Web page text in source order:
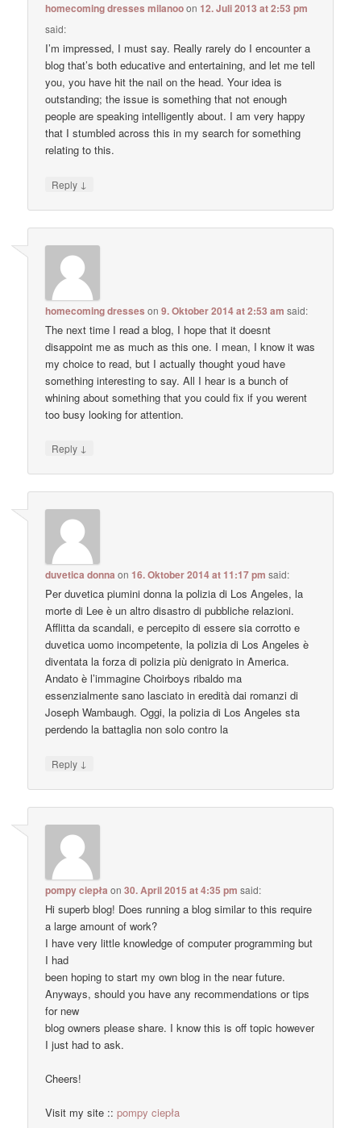
homecoming dresses milanooon12. Juli 2013 at 2:53 pm
said:
I’m impressed, I must say. Really rarely do I encounter a
blog that’s both educative and entertaining, and let me tell
you, you have hit the nail on the head. Your idea is
outstanding; the issue is something that not enough
people are speaking intelligently about. I am very happy
that I stumbled across this in my search for something
relating to this.
Reply ↓
homecoming dresses on9. Oktober 2014 at 2:53 am said:
The next time I read a blog, I hope that it doesnt
disappoint me as much as this one. I mean, I know it was
my choice to read, but I actually thought youd have
something interesting to say. All I hear is a bunch of
whining about something that you could fix if you werent
too busy looking for attention.
Reply ↓
duvetica donna on16. Oktober 2014 at 11:17 pm said:
Per duvetica piumini donna la polizia di Los Angeles, la
morte di Lee è un altro disastro di pubbliche relazioni.
Afflitta da scandali, e percepito di essere sia corrotto e
duvetica uomo incompetente, la polizia di Los Angeles è
diventata la forza di polizia più denigrato in America.
Andato è l’immagine Choirboys ribaldo ma
essenzialmente sano lasciato in eredità dai romanzi di
Joseph Wambaugh. Oggi, la polizia di Los Angeles sta
perdendo la battaglia non solo contro la
Reply ↓
pompy ciepła on30. April 2015 at 4:35 pm said:
Hi superb blog! Does running a blog similar to this require
a large amount of work?
I have very little knowledge of computer programming but
I had
been hoping to start my own blog in the near future.
Anyways, should you have any recommendations or tips
for new
blog owners please share. I know this is off topic however
I just had to ask.
Cheers!
Visit my site ::pompy ciepła